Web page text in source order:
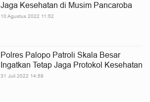
Jaga Kesehatan di Musim Pancaroba
10 Agustus 2022 11:52
Polres Palopo Patroli Skala Besar
Ingatkan Tetap Jaga Protokol Kesehatan
31 Juli 2022 14:59